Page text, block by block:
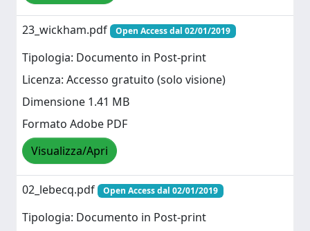
23_wickham.pdf Open Access dal 02/01/2019
Tipologia: Documento in Post-print
Licenza: Accesso gratuito (solo visione)
Dimensione 1.41 MB
Formato Adobe PDF
Visualizza/Apri
02_lebecq.pdf Open Access dal 02/01/2019
Tipologia: Documento in Post-print